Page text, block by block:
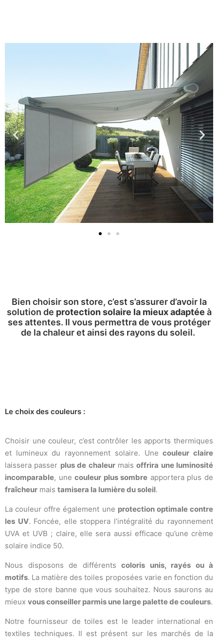
Bien choisir son store, c’est s’assurer d’avoir la
solution de protection solaire la mieux adaptée à
ses attentes. Il vous permettra de vous protéger
de la chaleur et ainsi des rayons du soleil.
Le choix des couleurs :
Choisir une couleur, c’est contrôler les apports thermiques
et lumineux du rayonnement solaire. Unecouleur claire
laissera passer plus de chaleurmaisoffrira une luminosité
incomparable, unecouleur plus sombre apportera plus de
fraîcheur mais tamisera la lumière du soleil.
La couleur offre également une protection optimale contre
les UV. Foncée, elle stoppera l’intégralité du rayonnement
UVA et UVB ; claire, elle sera aussi efficace qu’une crème
solaire indice 50.
Nous disposons de différents coloris unis, rayés ou à
motifs. La matière des toiles proposées varie en fonction du
type de store banne que vous souhaitez. Nous saurons au
mieux vous conseiller parmis une large palette de couleurs.
Notre fournisseur de toiles est le leader international en
textiles techniques. Il est présent sur les marchés de la